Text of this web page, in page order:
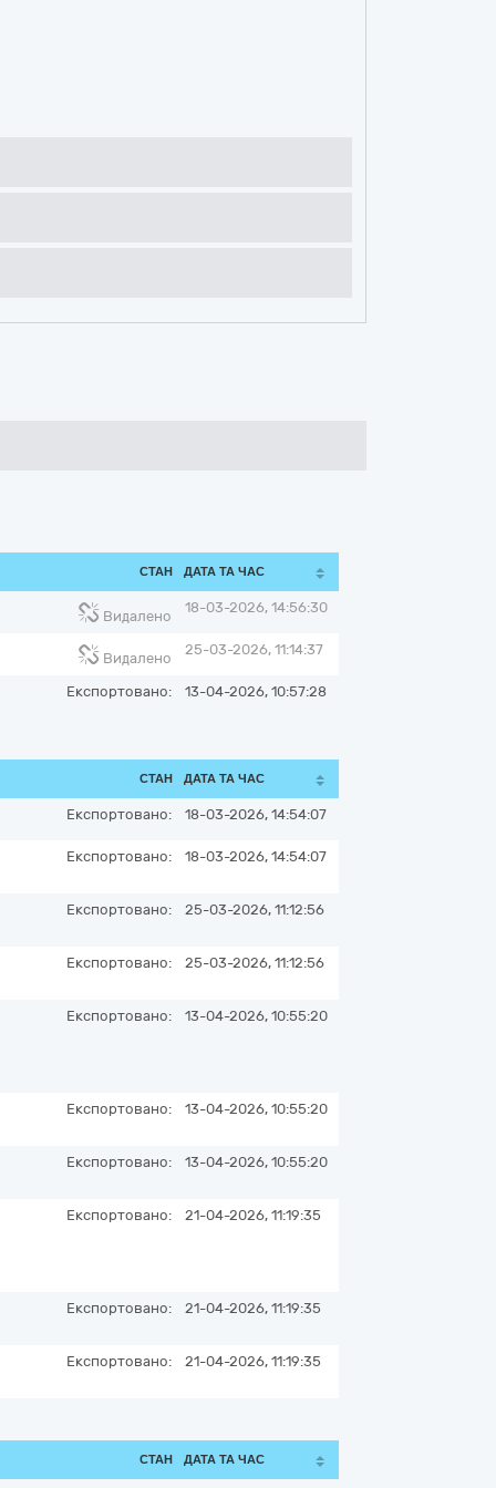
СТАН ДАТА ТА ЧАС
Видалено
18-03-2026, 14:56:30
Видалено
25-03-2026, 11:14:37
Експортовано: 13-04-2026, 10:57:28
СТАН ДАТА ТА ЧАС
Експортовано: 18-03-2026, 14:54:07
Експортовано: 18-03-2026, 14:54:07
Експортовано: 25-03-2026, 11:12:56
Експортовано: 25-03-2026, 11:12:56
Експортовано: 13-04-2026, 10:55:20
Експортовано: 13-04-2026, 10:55:20
Експортовано: 13-04-2026, 10:55:20
Експортовано: 21-04-2026, 11:19:35
Експортовано: 21-04-2026, 11:19:35
Експортовано: 21-04-2026, 11:19:35
СТАН ДАТА ТА ЧАС